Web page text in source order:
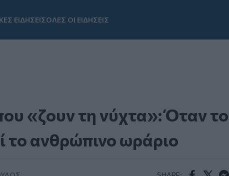
ΕΙΔΗΣΕΙΣΟΛΕΣ ΟΙ ΕΙΔΗΣΕΙΣ
«ζουν τη νύχτα»: Όταν το
το ανθρώπινο ωράριο